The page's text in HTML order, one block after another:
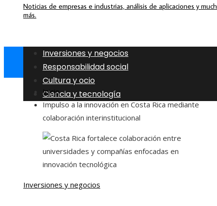
Noticias de empresas e industrias, análisis de aplicaciones y
más.
Inversiones y negocios
Responsabilidad social
Cultura y ocio
Ciencia y tecnología
Inicio
Impulso a la innovación en Costa Rica mediante
colaboración interinstitucional
Inversiones y negocios